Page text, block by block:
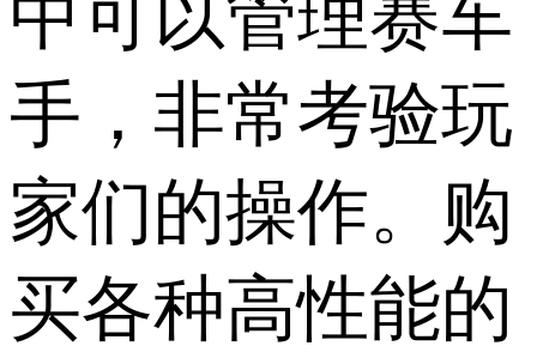
中可以管理赛车
手，非常考验玩
家们的操作。购
买各种高性能的